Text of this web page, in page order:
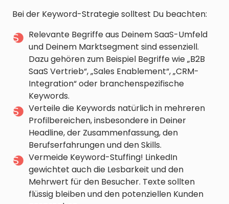
Bei der Keyword-Strategie solltest Du beachten:
Relevante Begriffe aus Deinem SaaS-Umfeld
und Deinem Marktsegment sind essenziell.
Dazu gehören zum Beispiel Begriffe wie „B2B
SaaS Vertrieb“, „Sales Enablement“, „CRM-
Integration“ oder branchenspezifische
Keywords.
Verteile die Keywords natürlich in mehreren
Profilbereichen, insbesondere in Deiner
Headline, der Zusammenfassung, den
Berufserfahrungen und den Skills.
Vermeide Keyword-Stuffing! LinkedIn
gewichtet auch die Lesbarkeit und den
Mehrwert für den Besucher. Texte sollten
flüssig bleiben und den potenziellen Kunden